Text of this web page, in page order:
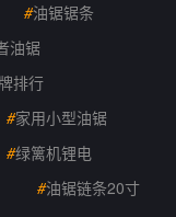
#油锯锯条
油锯
排行
#家用小型油锯
#绿篱机锂电
#油锯链条20寸